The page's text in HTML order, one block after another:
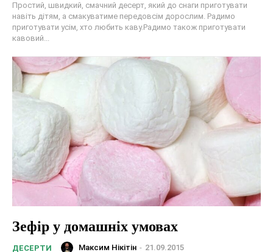
Простий, швидкий, смачний десерт, який до снаги приготувати
навіть дітям, а смакуватиме передовсім дорослим. Радимо
приготувати усім, хто любить каву.Радимо також приготувати
кавовий...
Зефір у домашніх умовах
ДЕСЕРТИ Максим Нікітін - 21.09.2015